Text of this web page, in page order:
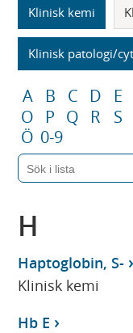
Klinisk kemi
Klinisk patologi/
A B C D E
O
P Q R S
Ö 0-9
H
Haptoglobin, S-
Klinisk kemi
Hb E